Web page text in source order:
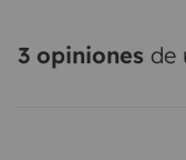
3 opiniones de